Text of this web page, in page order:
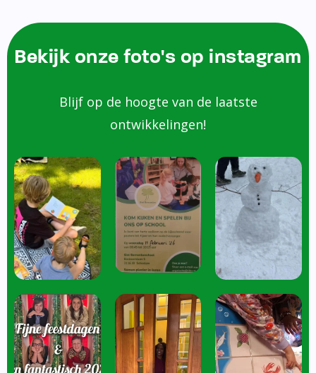
Bekijk onze foto's op instagram
Blijf op de hoogte van de laatste
ontwikkelingen!